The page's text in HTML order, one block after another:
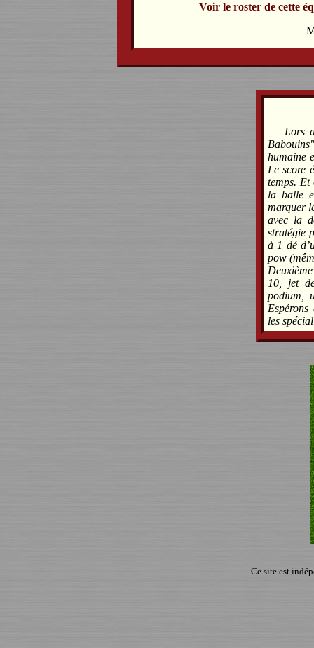
Voir le roster de cette
Lors
humaine
Le score
temps. Et
la balle
marquer
avec la
stratégie
à 1 dé
pow
10, jet
podium,
les
Ce site est